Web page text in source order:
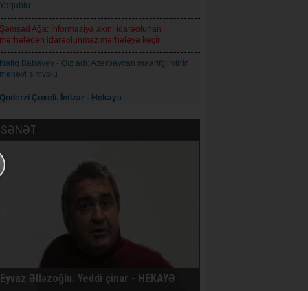
Yaqublu
Şəmşad Ağa: İnformasiya axını idarəolunan
mərhələdən idarəolunmaz mərhələyə keçir
Natiq Babayev - Qız adı: Azərbaycan maarifçiliyinin
mənəvi simvolu
Qoderzi Çoxeli. İntizar - Hekayə
Avropa İttifaqı Rusiyaya qarşı 21-ci sanksiya paketini
qəbul edib
Prokuror Anar Məmmədliyə 14, Anar Abdullaya isə
13 il həbs cəzası istəyib
AXCP daha bir üzvünün saxlandığını bildirir
İqor Skibyuk Ukrayna baş qərargah rəisi təyin
Nikaraqua prezidenti Daniel Orteqa: Ölkədə daha
seçki keçirilməyəcək
Son iki həftədə İranla münaqişədə 100-ə yaxın ABŞ
SƏNƏT
Eyvaz Əlləzoğlu. Yeddi çinar - HEKAYƏ